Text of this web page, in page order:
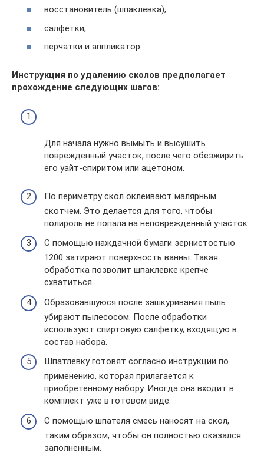
восстановитель (шпаклевка);
салфетки;
перчатки и аппликатор.
Инструкция по удалению сколов предполагает
прохождение следующих шагов:
Для начала нужно вымыть и высушить
поврежденный участок, после чего обезжирить
его уайт-спиритом или ацетоном.
По периметру скол оклеивают малярным
скотчем. Это делается для того, чтобы
полироль не попала на неповрежденный участок.
С помощью наждачной бумаги зернистостью
1200 затирают поверхность ванны. Такая
обработка позволит шпаклевке крепче
схватиться.
Образовавшуюся после зашкуривания пыль
убирают пылесосом. После обработки
используют спиртовую салфетку, входящую в
состав набора.
Шпатлевку готовят согласно инструкции по
применению, которая прилагается к
приобретенному набору. Иногда она входит в
комплект уже в готовом виде.
С помощью шпателя смесь наносят на скол,
таким образом, чтобы он полностью оказался
заполненным.